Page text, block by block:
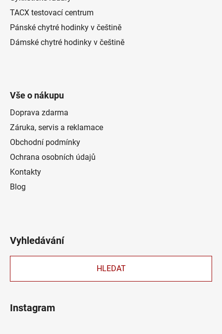
TACX testovací centrum
Pánské chytré hodinky v češtině
Dámské chytré hodinky v češtině
Vše o nákupu
Doprava zdarma
Záruka, servis a reklamace
Obchodní podmínky
Ochrana osobních údajů
Kontakty
Blog
Vyhledávání
HLEDAT
Instagram